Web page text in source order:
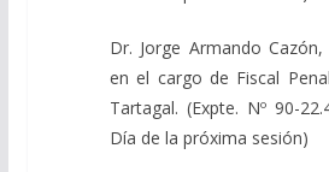
Dr. Jorge Armando
en el cargo de Fiscal
Tartagal. (Expte. Nº 90-
Día de la próxima sesión)